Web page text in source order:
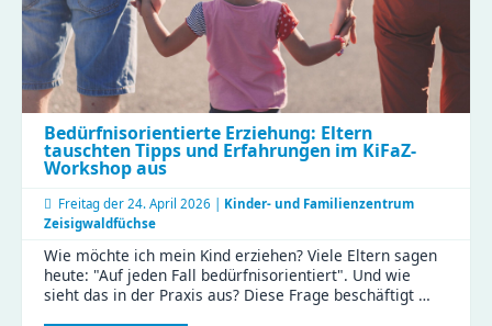
Bedürfnisorientierte Erziehung: Eltern
tauschten Tipps und Erfahrungen im KiFaZ-
Workshop aus
Freitag der 24. April 2026 | Kinder- und Familienzentrum
Zeisigwaldfüchse
Wie möchte ich mein Kind erziehen? Viele Eltern sagen
heute: "Auf jeden Fall bedürfnisorientiert". Und wie
sieht das in der Praxis aus? Diese Frage beschäftigt …